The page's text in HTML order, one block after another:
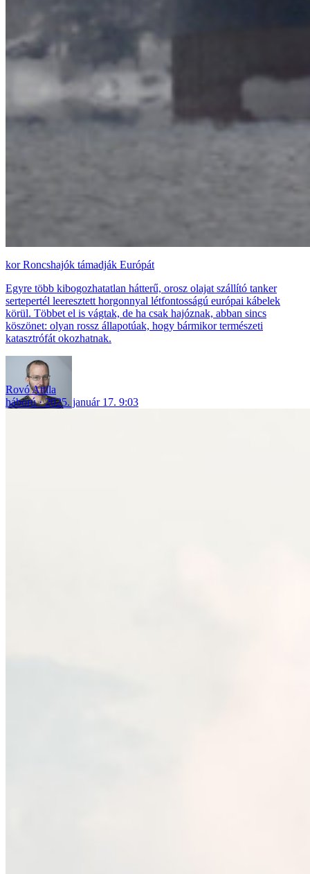
Roncshajók támadják Európát
Egyre több kibogozhatatlan hátterű, orosz olajat szállító tanker
sertepertél leeresztett horgonnyal létfontosságú európai kábelek
körül. Többet el is vágtak, de ha csak hajóznak, abban sincs
köszönet: olyan rossz állapotúak, hogy bármikor természeti
katasztrófát okozhatnak.
Rovó Attila
háború
2025. január 17. 9:03